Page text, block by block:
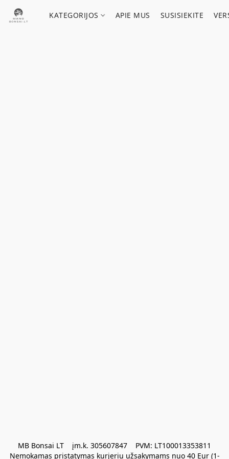
KATEGORIJOS APIE MUS SUSISIEKITE
MB Bonsai LT    įm.k. 305607847    PVM: LT100013353811
Nemokamas pristatymas kurjeriu užsakymams nuo 40 Eur (1-